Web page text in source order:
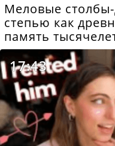
Меловые
степью как
память
17:43